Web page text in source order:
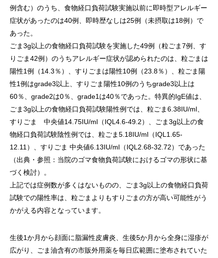
例含む）のうち、食物経口負荷試験実施以前に即時型アレルギー
症状があったのは40例、即時歴なしは25例（未摂取は18例）で
あった。
ごま3g以上の食物経口負荷試験を実施した49例（粒ごま7例、す
りごま42例）のうちアレルギー症状が認められたのは、粒ごまは
陽性1例（14.3％）、すりごまは陽性10例（23.8％）、粒ごま陽
性1例はgrade3以上、すりごま陽性10例のうちgrade3以上は
60％、grade2は0％、grade1は40％であった。特異的IgE値は、
ごま3g以上の食物経口負荷試験陽性例では、粒ごま6.38IU/ml、
すりごま 中央値14.75IU/ml（IQL4.6-49.2）、ごま3g以上の食
物経口負荷試験陰性例では、粒ごま5.18IU/ml（IQL1.65-
12.11）、すりごま 中央値6.13IU/ml（IQL2.68-32.72）であった
（出典・参照：当院のゴマ食物負荷試験におけるゴマの形状に基
づく検討）。
​上記では症例数が多くはないものの、ごま3g以上の食物経口負荷
試験での陽性率は、粒ごまよりもすりごまの方が高い可能性がう
かがえる内容となっています。
生後1か月から顔面に脂漏性皮膚炎、生後5か月から全身に湿疹が
広がり、ごま油含有の市販外用薬を毎日広範囲に塗布されていた